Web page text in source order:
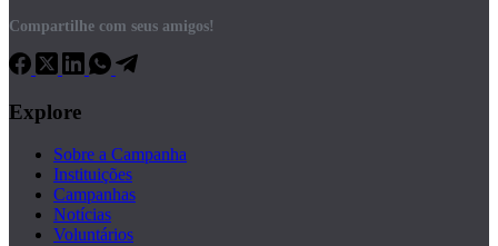
Compartilhe com seus amigos!
Explore
Sobre a Campanha
Instituições
Campanhas
Notícias
Voluntários